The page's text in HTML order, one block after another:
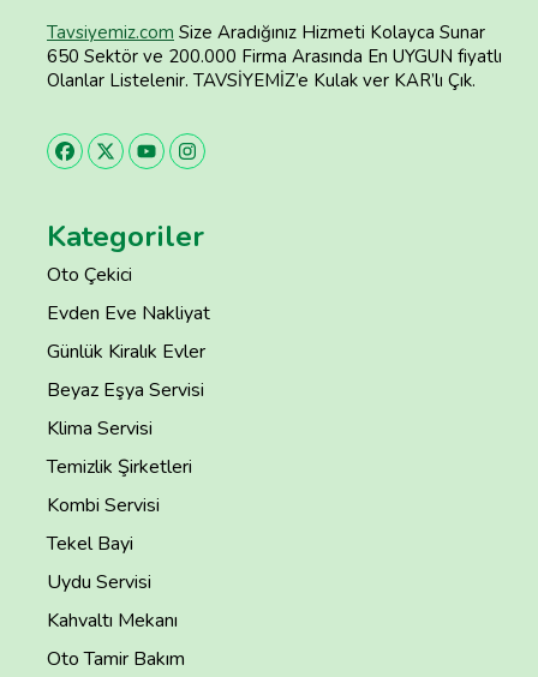
Tavsiyemiz.com Size Aradığınız Hizmeti Kolayca Sunar
650 Sektör ve 200.000 Firma Arasında En UYGUN fiyatlı
Olanlar Listelenir. TAVSİYEMİZ’e Kulak ver KAR’lı Çık.
Kategoriler
Oto Çekici
Evden Eve Nakliyat
Günlük Kiralık Evler
Beyaz Eşya Servisi
Klima Servisi
Temizlik Şirketleri
Kombi Servisi
Tekel Bayi
Uydu Servisi
Kahvaltı Mekanı
Oto Tamir Bakım